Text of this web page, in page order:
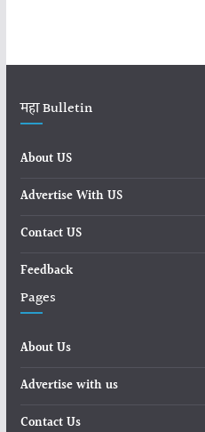
महा Bulletin
About US
Advertise With US
Contact US
Feedback
Pages
About Us
Advertise with us
Contact Us